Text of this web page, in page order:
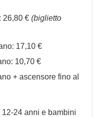
26,80 €(biglietto
17,10 €
10,70 €
+ ascensore fino al
24 anni e bambini